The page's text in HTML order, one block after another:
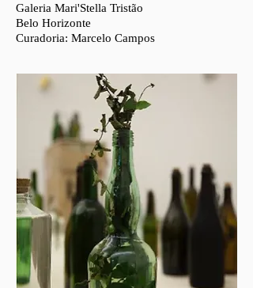
Galeria Mari'Stella Tristão
Belo Horizonte
Curadoria: Marcelo Campos